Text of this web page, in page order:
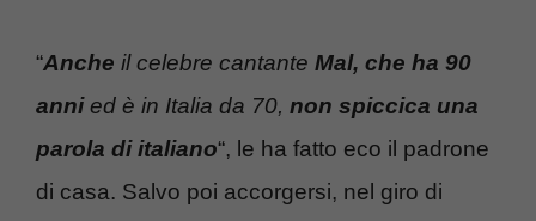
“Anche il celebre cantante Mal, che ha 90
annied è in Italia da 70, non spiccica una
parola di italiano“, le ha fatto eco il padrone
di casa. Salvo poi accorgersi, nel giro di